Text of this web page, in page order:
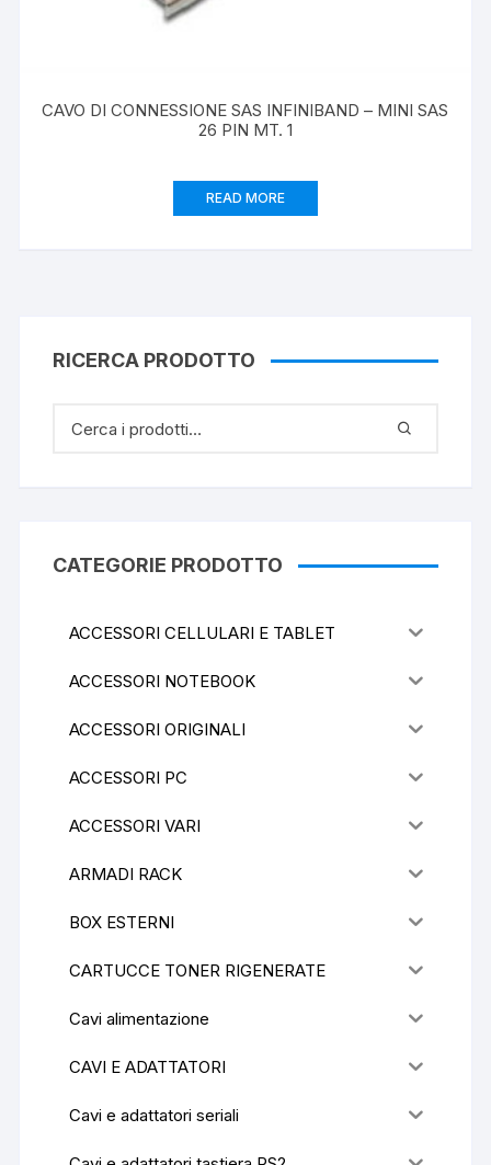
CAVO DI CONNESSIONE SAS INFINIBAND – MINI SAS
26 PIN MT. 1
READ MORE
RICERCA PRODOTTO
CATEGORIE PRODOTTO
ACCESSORI CELLULARI E TABLET
ACCESSORI NOTEBOOK
ACCESSORI ORIGINALI
ACCESSORI PC
ACCESSORI VARI
ARMADI RACK
BOX ESTERNI
CARTUCCE TONER RIGENERATE
Cavi alimentazione
CAVI E ADATTATORI
Cavi e adattatori seriali